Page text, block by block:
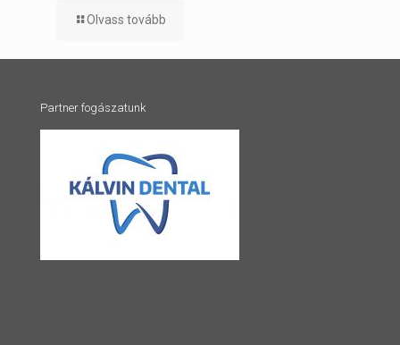
Olvass tovább
Partner fogászatunk